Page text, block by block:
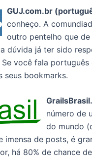
GUJ.com.br
conheço. A
outro pentelho que
dúvida já ter sido
você fala
seus bookmarks.
número de
do mundo
imensa de posts, é
há 80% de chance